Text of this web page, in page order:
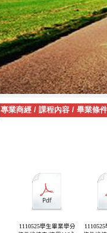
專業商經 / 課程內容 / 畢業條